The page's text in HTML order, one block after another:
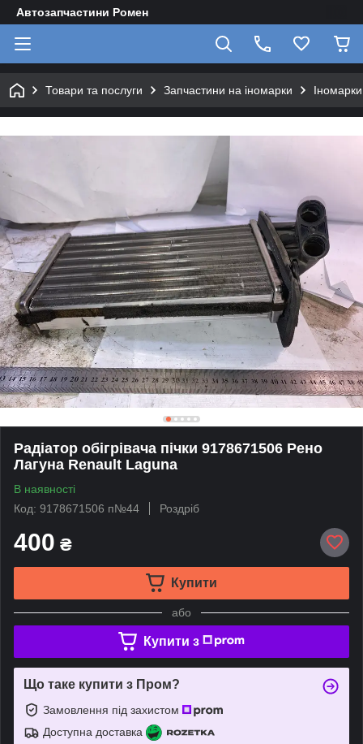
Автозапчастини Ромен
Товари та послуги Запчастини на іномарки
Радіатор обігрівача пічки 9178671506 Рено
Лагуна Renault Laguna
В наявності
Код: 9178671506 п№44
Роздріб
400 ₴
Купити
або
Купити з
Що таке купити з Пром?
Замовлення під захистом
Доступна доставка